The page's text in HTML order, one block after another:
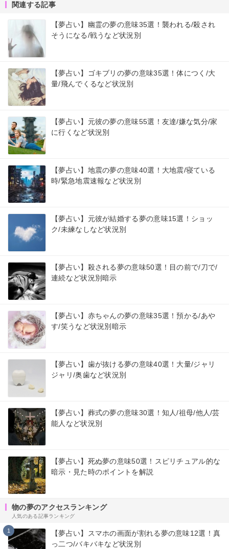
関連する記事
【夢占い】幽霊の夢の意味35選！襲われる/殺され
そうになる/戦うなど状況別
【夢占い】ゴキブリの夢の意味35選！体につく/大
量/飛んでくるなど状況別
【夢占い】元彼の夢の意味55選！友達/嫌な気分/家
に行くなど状況別
【夢占い】地震の夢の意味40選！大地震/寝ている
時/緊急地震速報など状況別
【夢占い】元彼が結婚する夢の意味15選！ショッ
ク/未練なしなど状況別
【夢占い】殺される夢の意味50選！目の前で/刀で/
連続など状況別暗示
【夢占い】赤ちゃんの夢の意味35選！預かる/あや
す/笑うなど状況別暗示
【夢占い】歯が抜ける夢の意味40選！大量/ジャリ
ジャリ/奥歯など状況別
【夢占い】葬式の夢の意味30選！知人/祖母/他人/芸
能人など状況別
【夢占い】死ぬ夢の意味50選！スピリチュアル的な
暗示・見た時のポイントを解説
物の夢のアクセスランキング
人気のある記事ランキング
1
【夢占い】スマホの画面が割れる夢の意味12選！真
っ二つ/バキバキなど状況別